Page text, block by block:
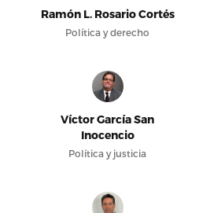
Ramón L. Rosario Cortés
Política y derecho
Víctor García San
Inocencio
Política y justicia